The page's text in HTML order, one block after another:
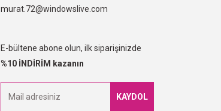
murat.72@windowslive.com
E-bültene abone olun, ilk siparişinizde
%10 İNDİRİM kazanın
KAYDOL